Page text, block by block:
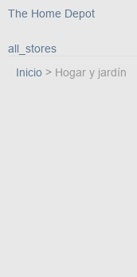
The Home Depot
all_stores
Inicio
Hogar y jardín